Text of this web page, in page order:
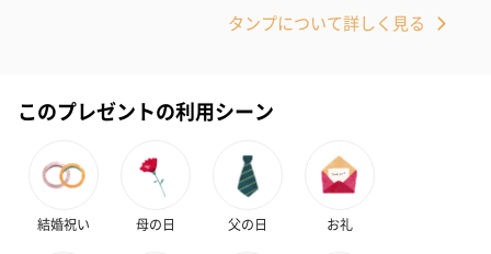
タンプについて詳しく見る
このプレゼントの利用シーン
結婚祝い 母の日 父の日 お礼